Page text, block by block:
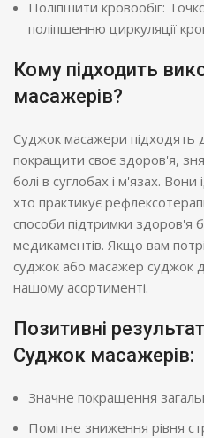
Поліпшити кровообіг:
поліпшенню циркуляції
Кому підходить
масажерів?
Суджок масажери підходять
покращити своє здоров'я,
болі в суглобах і м'язах.
хто практикує
способи підтримки здоров'я
медикаментів. Якщо вам
суджок або масажер суджок
нашому асортименті.
Позитивні
Суджок масажерів:
Значне покращення
Помітне зниження рівня